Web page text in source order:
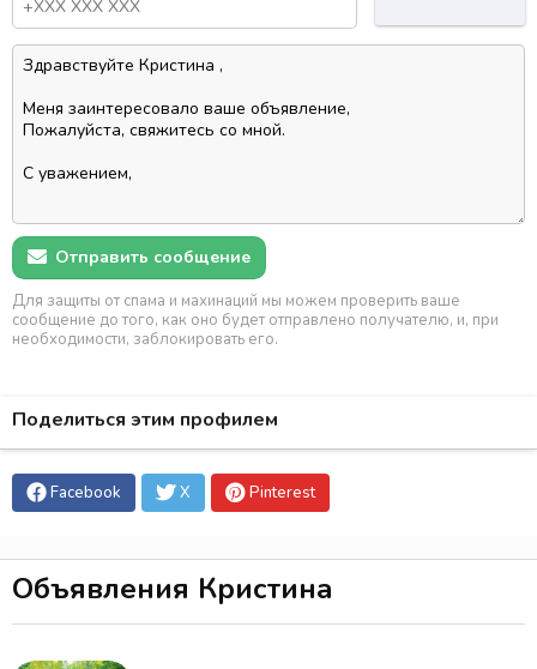
Отправить сообщение
Для защиты от спама и махинаций мы можем проверить ваше
сообщение до того, как оно будет отправлено получателю, и, при
необходимости, заблокировать его.
Поделиться этим профилем
Facebook X Pinterest
Объявления Кристина